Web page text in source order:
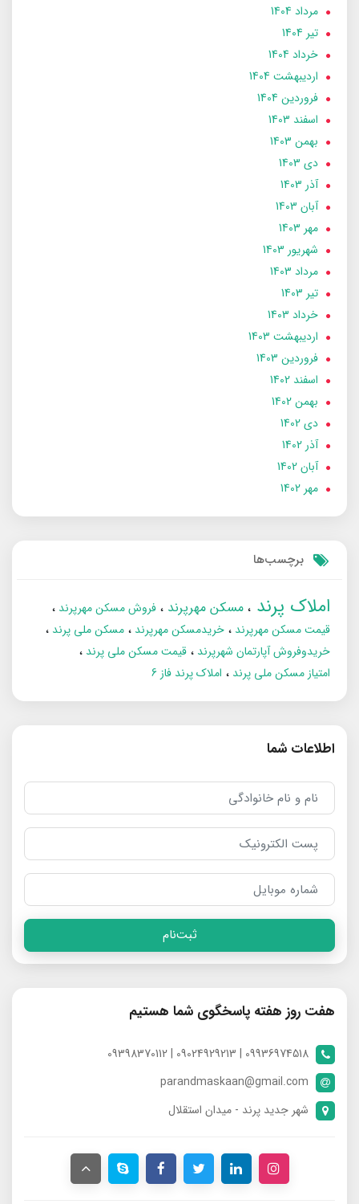
مرداد 1404
تير 1404
خرداد 1404
ارديبهشت 1404
فروردین 1404
اسفند 1403
بهمن 1403
دی 1403
آذر 1403
آبان 1403
مهر 1403
شهریور 1403
مرداد 1403
تير 1403
خرداد 1403
ارديبهشت 1403
فروردین 1403
اسفند 1402
بهمن 1402
دی 1402
آذر 1402
آبان 1402
مهر 1402
برچسب‌ها
املاک پرند مسکن مهرپرند
فروش مسکن مهرپرند
قیمت مسکن مهرپرند
خریدمسکن مهرپرند
مسکن ملی پرند
خریدوفروش آپارتمان شهرپرند
قیمت مسکن ملی پرند
امتیاز مسکن ملی پرند
املاک پرند فاز 6
اطلاعات شما
ثبت‌نام
هفت روز هفته پاسخگوی شما هستیم
09936974518 | 09024929213 | 09398370112
parandmaskaan@gmail.com
شهر جدید پرند - میدان استقلال